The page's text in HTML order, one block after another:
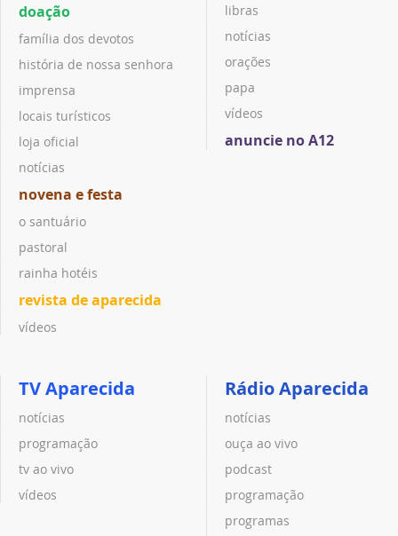
doação
família dos devotos
história de nossa senhora
imprensa
locais turísticos
loja oficial
notícias
novena e festa
o santuário
pastoral
rainha hotéis
revista de aparecida
vídeos
libras
notícias
orações
papa
vídeos
anuncie no A12
TV Aparecida
notícias
programação
tv ao vivo
vídeos
Rádio Aparecida
notícias
ouça ao vivo
podcast
programação
programas